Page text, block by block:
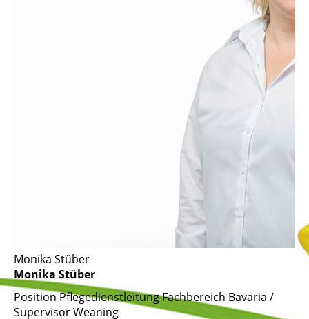
Monika Stüber
Monika Stüber
PositionPflegedienstleitung Fachbereich Bavaria /
Supervisor Weaning